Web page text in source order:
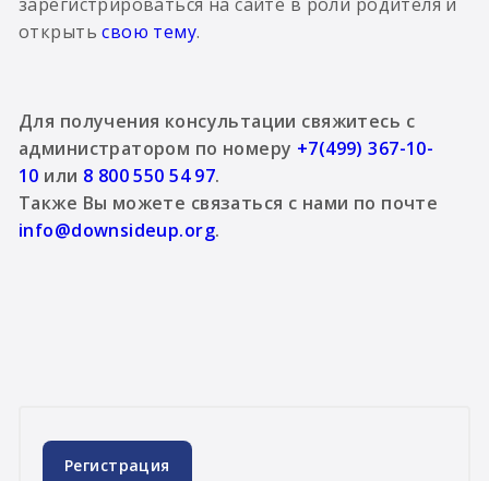
открытьсвою тему.
Для получения консультации свяжитесь с
администратором по номеру +7(499) 367-10-
10 или 8 800 550 54 97.
Также Вы можете связаться с нами по почте
info@downsideup.org.
Регистрация